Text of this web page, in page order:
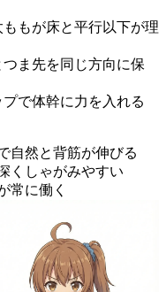
もが床と平行以下が理
ま先を同じ方向に保
で体幹に力を入れる
自然と背筋が伸びる
くしゃがみやすい
常に働く